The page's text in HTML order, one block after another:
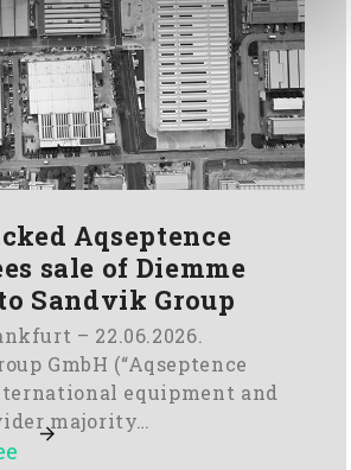
Aqseptence
sale of Diemme
Sandvik Group
– 22.06.2026.
GmbH (“Aqseptence
equipment and
majority…